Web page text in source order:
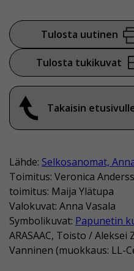
Tulosta uutinen
Tulosta tukikuvat
Takaisin
Lähde: Selkosanomat,
Toimitus: Veronica
toimitus: Maija Ylätupa
Valokuvat: Anna Vasala
Symbolikuvat: Papunetin
ARASAAC, Toisto / Aleksei
Vanninen (muokkaus: LL-